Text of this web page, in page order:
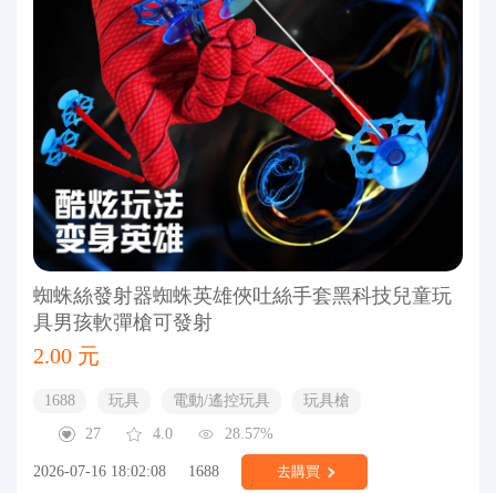
蜘蛛絲發射器蜘蛛英雄俠吐絲手套黑科技兒童玩
具男孩軟彈槍可發射
2.00 元
1688 玩具 電動/遙控玩具
玩具槍
27
4.0 28.57%
2026-07-16 18:02:08 1688 去購買